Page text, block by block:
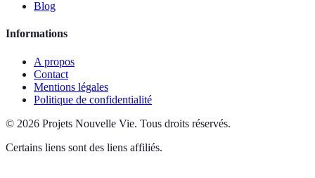
Blog
Informations
A propos
Contact
Mentions légales
Politique de confidentialité
© 2026 Projets Nouvelle Vie. Tous droits réservés.
Certains liens sont des liens affiliés.